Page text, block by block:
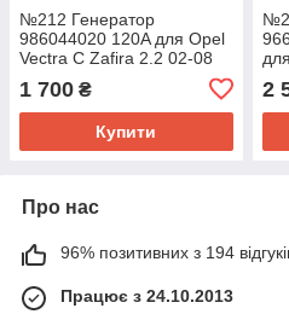
№212 Генератор
986044020 120A для Opel
Vectra C Zafira 2.2 02-08
1 700 ₴
Купити
2
Про нас
96% позитивних з 194
Працює з 24.10.2013